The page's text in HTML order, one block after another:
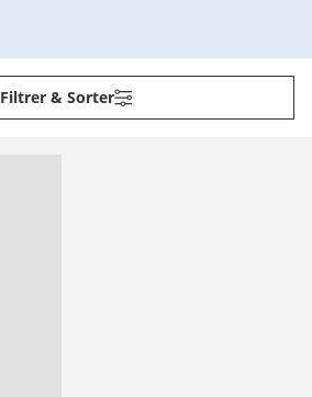
Filtrer & Sorter